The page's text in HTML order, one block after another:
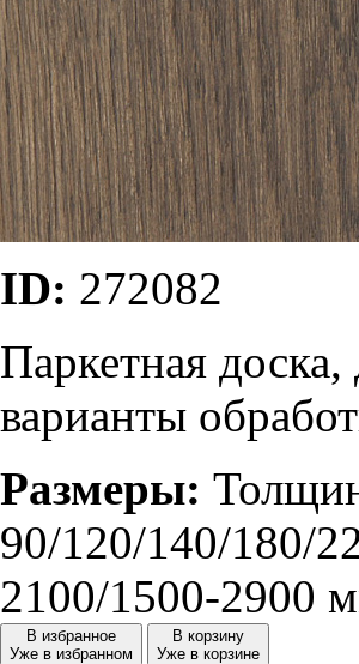
ID: 272082
Паркетная
варианты
Размеры:
90/120/140/180/
2100/1500-2900
В избранное
Уже в избранном
В корзину
Уже в корзине